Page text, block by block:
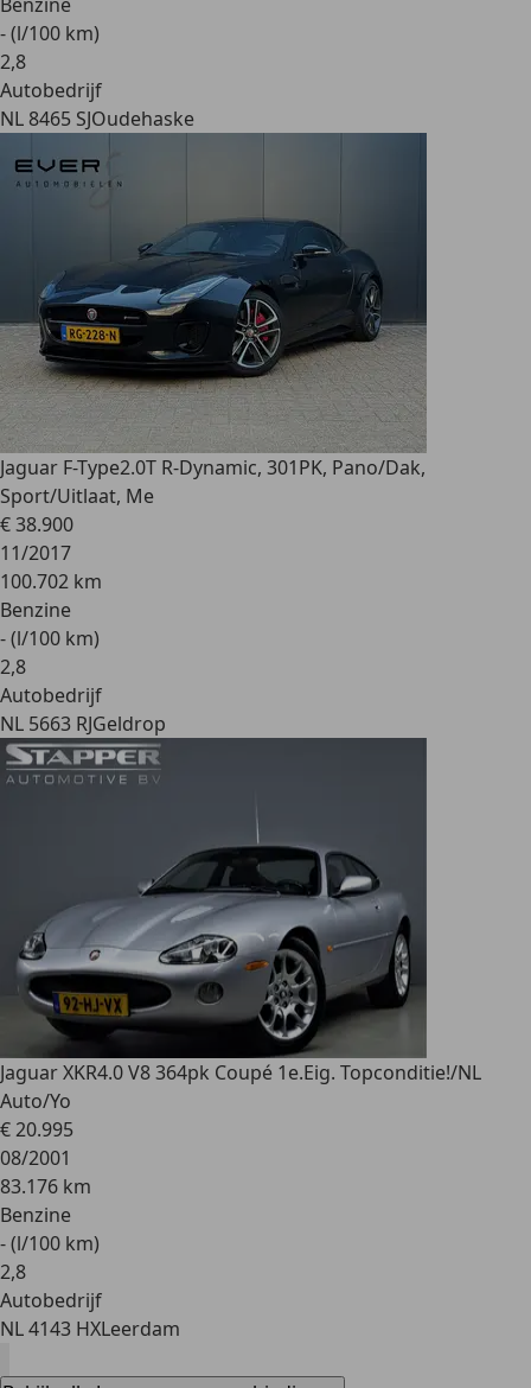
- (l/100 km)
2,8
Autobedrijf
NL 8465 SJOudehaske
Jaguar F-Type2.0T R-Dynamic, 301PK, Pano/Dak,
Sport/Uitlaat, Me
€ 38.900
11/2017
100.702 km
Benzine
- (l/100 km)
2,8
Autobedrijf
NL 5663 RJGeldrop
Jaguar XKR4.0 V8 364pk Coupé 1e.Eig. Topconditie!/NL
Auto/Yo
€ 20.995
08/2001
83.176 km
Benzine
- (l/100 km)
2,8
Autobedrijf
NL 4143 HXLeerdam